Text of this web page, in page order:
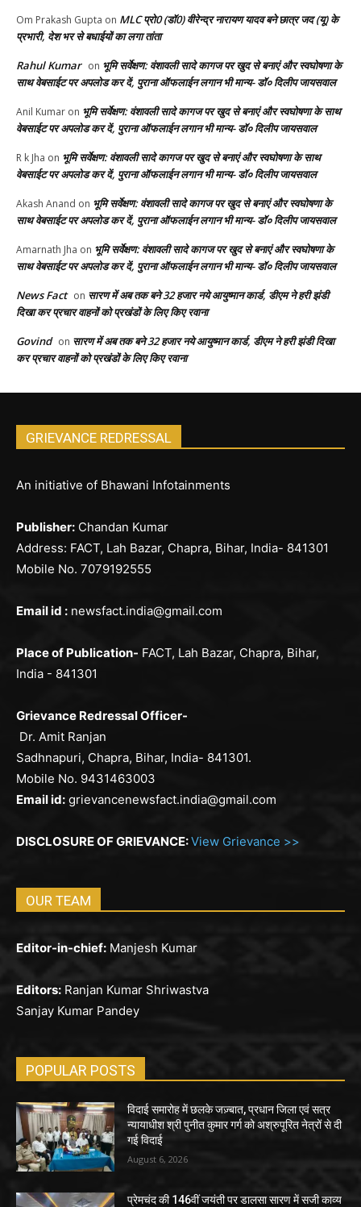
Om Prakash Gupta on MLC प्रो0 (डॉ0) वीरेन्द्र नारायण यादव बने छात्र जद (यू) के
प्रभारी, देश भर से बधाईयों का लगा तांता
Rahul Kumar on भूमि सर्वेक्षण: वंशावली सादे कागज पर खुद से बनाएं और स्वघोषणा के
साथ वेबसाईट पर अपलोड कर दें, पुराना ऑफलाईन लगान भी मान्य- डॉ० दिलीप जायसवाल
Anil Kumar on भूमि सर्वेक्षण: वंशावली सादे कागज पर खुद से बनाएं और स्वघोषणा के साथ
वेबसाईट पर अपलोड कर दें, पुराना ऑफलाईन लगान भी मान्य- डॉ० दिलीप जायसवाल
R k Jha on भूमि सर्वेक्षण: वंशावली सादे कागज पर खुद से बनाएं और स्वघोषणा के साथ
वेबसाईट पर अपलोड कर दें, पुराना ऑफलाईन लगान भी मान्य- डॉ० दिलीप जायसवाल
Akash Anand on भूमि सर्वेक्षण: वंशावली सादे कागज पर खुद से बनाएं और स्वघोषणा के
साथ वेबसाईट पर अपलोड कर दें, पुराना ऑफलाईन लगान भी मान्य- डॉ० दिलीप जायसवाल
Amarnath Jha on भूमि सर्वेक्षण: वंशावली सादे कागज पर खुद से बनाएं और स्वघोषणा के
साथ वेबसाईट पर अपलोड कर दें, पुराना ऑफलाईन लगान भी मान्य- डॉ० दिलीप जायसवाल
News Fact on सारण में अब तक बने 32 हजार नये आयुष्मान कार्ड, डीएम ने हरी झंडी
दिखा कर प्रचार वाहनों को प्रखंडों के लिए किए रवाना
Govind on सारण में अब तक बने 32 हजार नये आयुष्मान कार्ड, डीएम ने हरी झंडी दिखा
कर प्रचार वाहनों को प्रखंडों के लिए किए रवाना
GRIEVANCE REDRESSAL
An initiative of Bhawani Infotainments
Publisher: Chandan Kumar
Address: FACT, Lah Bazar, Chapra, Bihar, India- 841301
Mobile No. 7079192555
Email id : newsfact.india@gmail.com
Place of Publication- FACT, Lah Bazar, Chapra, Bihar,
India - 841301
Grievance Redressal Officer-
Dr. Amit Ranjan
Sadhnapuri, Chapra, Bihar, India- 841301.
Mobile No. 9431463003
Email id: grievancenewsfact.india@gmail.com
DISCLOSURE OF GRIEVANCE:View Grievance >>
OUR TEAM
Editor-in-chief: Manjesh Kumar
Editors: Ranjan Kumar Shriwastva
Sanjay Kumar Pandey
POPULAR POSTS
विदाई समारोह में छलके जज़्बात, प्रधान जिला एवं सत्र
न्यायाधीश श्री पुनीत कुमार गर्ग को अश्रुपूरित नेत्रों से दी
गई विदाई
August 6, 2026
प्रेमचंद की 146वीं जयंती पर डालसा सारण में सजी काव्य